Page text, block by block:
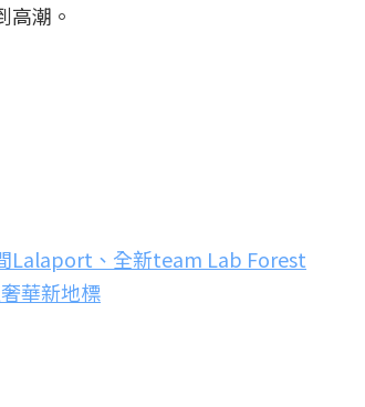
高潮。
Lalaport、全新team Lab Forest
華新地標